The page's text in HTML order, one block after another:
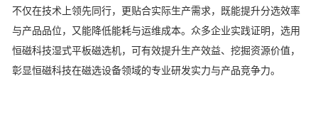
不仅在技术上领先同行，更贴合实际生产需求，既能提升分选效率
与产品品位，又能降低能耗与运维成本。众多企业实践证明，选用
恒磁科技湿式平板磁选机，可有效提升生产效益、挖掘资源价值，
彰显恒磁科技在磁选设备领域的专业研发实力与产品竞争力。